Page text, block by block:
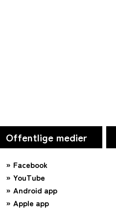
Offentlige medier
Facebook
YouTube
Android app
Apple app